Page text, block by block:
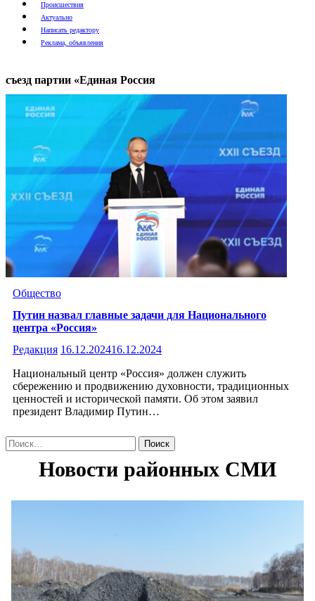
Происшествия
Актуально
Написать редактору
Реклама, объявления
съезд партии «Единая Россия
Общество
Путин назвал главные задачи для Национального
центра «Россия»
Редакция 16.12.202416.12.2024
Национальный центр «Россия» должен служить
сбережению и продвижению духовности, традиционных
ценностей и исторической памяти. Об этом заявил
президент Владимир Путин…
Найти: